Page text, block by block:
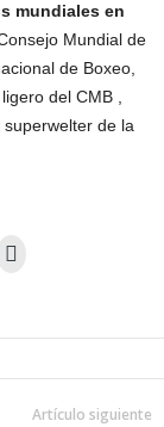
mundiales en
Mundial de
de Boxeo,
del CMB ,
de la
Artículo siguiente